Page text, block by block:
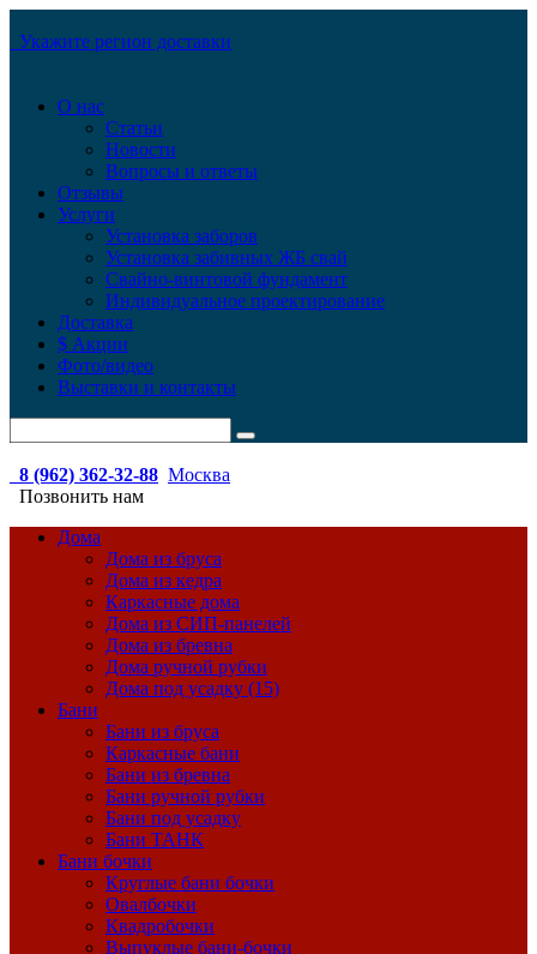
Укажите регион доставки
О нас
Статьи
Новости
Вопросы и ответы
Отзывы
Услуги
Установка заборов
Установка забивных ЖБ свай
Свайно-винтовой фундамент
Индивидуальное проектирование
Доставка
$ Акции
Фото/видео
Выставки и контакты
8 (962) 362-32-88 Москва
Позвонить нам
Дома
Дома из бруса
Дома из кедра
Каркасные дома
Дома из СИП-панелей
Дома из бревна
Дома ручной рубки
Дома под усадку (15)
Бани
Бани из бруса
Каркасные бани
Бани из бревна
Бани ручной рубки
Бани под усадку
Бани ТАНК
Бани бочки
Круглые бани бочки
Овалбочки
Квадробочки
Выпуклые бани-бочки